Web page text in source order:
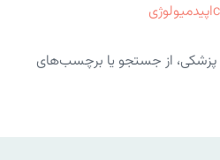
اپیدمیولوژی
پزشکی، از جستجو یا برچسب‌های